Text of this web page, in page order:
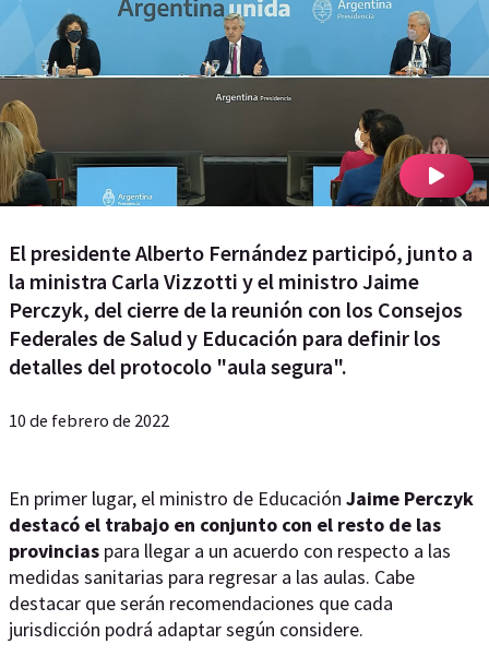
El presidente Alberto Fernández participó, junto a
la ministra Carla Vizzotti y el ministro Jaime
Perczyk, del cierre de la reunión con los Consejos
Federales de Salud y Educación para definir los
detalles del protocolo "aula segura".
10 de febrero de 2022
En primer lugar, el ministro de Educación Jaime Perczyk
destacó el trabajo en conjunto con el resto de las
provincias para llegar a un acuerdo con respecto a las
medidas sanitarias para regresar a las aulas. Cabe
destacar que serán recomendaciones que cada
jurisdicción podrá adaptar según considere.